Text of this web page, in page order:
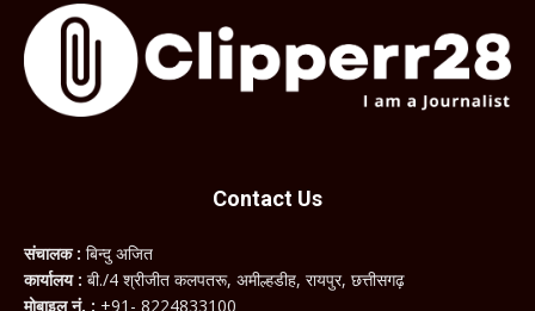
Contact Us
संचालक : बिन्दु अजित
कार्यालय : बी./4 श्रीजीत कलपतरू, अमील्हडीह, रायपुर, छत्तीसगढ़
मोबाइल नं. : +91- 8224833100